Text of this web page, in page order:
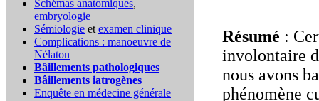
Schémas anatomiques,
embryologie
Sémiologie et examen clinique
Complications : manoeuvre de
Nélaton
Bâillements pathologiques
Bâillements iatrogènes
Enquête en médecine générale
Résumé :
involontaire
nous avons
phénomène